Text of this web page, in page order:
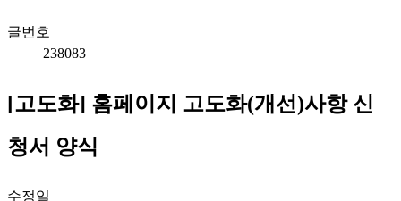
글번호
238083
[고도화] 홈페이지 고도화(개선)사항 신
청서 양식
수정일